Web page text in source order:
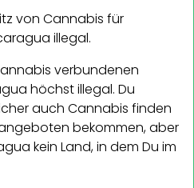
von Cannabis für
illegal.
verbundenen
höchst illegal. Du
auch Cannabis finden
bekommen, aber
kein Land, in dem Du im